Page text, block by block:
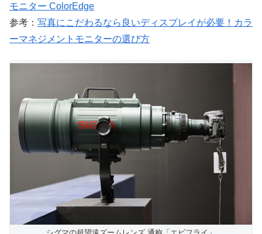
モニター ColorEdge
参考： 写真にこだわるなら良いディスプレイが必要！カラ
ーマネジメントモニターの選び方